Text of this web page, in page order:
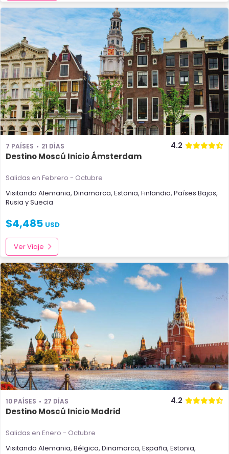
7 PAÍSES 21 DÍAS 4.2
Destino Moscú Inicio Ámsterdam
Salidas en Febrero - Octubre
Visitando Alemania, Dinamarca, Estonia, Finlandia, Países Bajos,
Rusia ySuecia
$4,485 USD
Ver Viaje
10 PAÍSES 27 DÍAS 4.2
Destino Moscú Inicio Madrid
Salidas en Enero - Octubre
Visitando Alemania, Bélgica, Dinamarca, España, Estonia,